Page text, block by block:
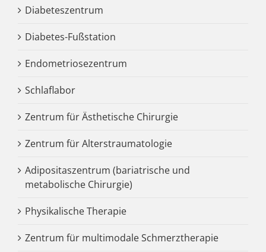
Diabeteszentrum
Diabetes-Fußstation
Endometriosezentrum
Schlaflabor
Zentrum für Ästhetische Chirurgie
Zentrum für Alterstraumatologie
Adipositaszentrum (bariatrische und
metabolische Chirurgie)
Physikalische Therapie
Zentrum für multimodale Schmerztherapie